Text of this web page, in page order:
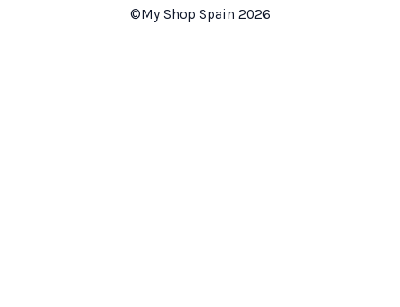
©My Shop Spain 2026